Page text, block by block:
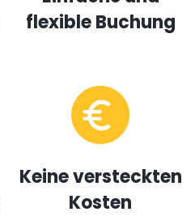
flexible Buchung
Keine versteckten
Kosten